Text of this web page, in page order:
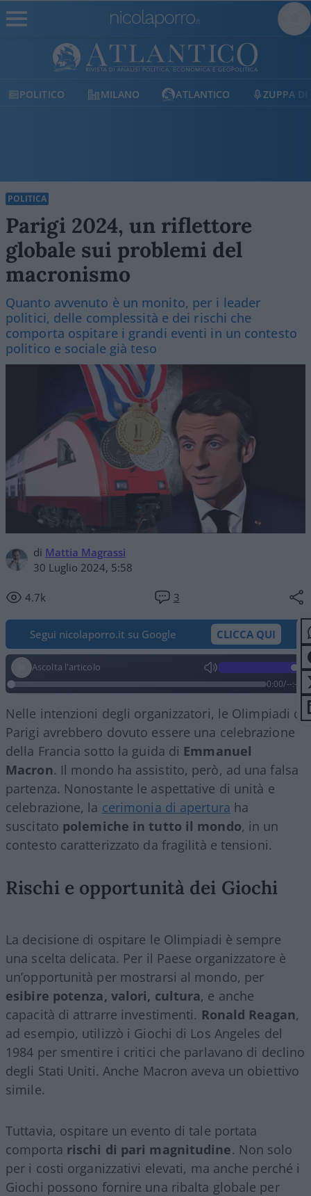
POLITICO MILANO ATLANTICO ZUPPA DI
POLITICA
Parigi 2024, un riflettore
globale sui problemi del
macronismo
Quanto avvenuto è un monito, per i leader
politici, delle complessità e dei rischi che
comporta ospitare i grandi eventi in un contesto
politico e sociale già teso
di Mattia Magrassi
30 Luglio 2024, 5:58
4.7k 3
Segui nicolaporro.it su Google CLICCA QUI
Ascolta l'articolo
0:00/--:--
Nelle intenzioni degli organizzatori, le Olimpiadi di
Parigi avrebbero dovuto essere una celebrazione
della Francia sotto la guida di Emmanuel
Macron. Il mondo ha assistito, però, ad una falsa
partenza. Nonostante le aspettative di unità e
celebrazione, la cerimonia di apertura ha
suscitato polemiche in tutto il mondo, in un
contesto caratterizzato da fragilità e tensioni.
Rischi e opportunità dei Giochi
La decisione di ospitare le Olimpiadi è sempre
una scelta delicata. Per il Paese organizzatore è
un’opportunità per mostrarsi al mondo, per
esibire potenza, valori, cultura, e anche
capacità di attrarre investimenti. Ronald Reagan,
ad esempio, utilizzò i Giochi di Los Angeles del
1984 per smentire i critici che parlavano di declino
degli Stati Uniti. Anche Macron aveva un obiettivo
simile.
Tuttavia, ospitare un evento di tale portata
comporta rischi di pari magnitudine. Non solo
per i costi organizzativi elevati, ma anche perché i
Giochi possono fornire una ribalta globale per